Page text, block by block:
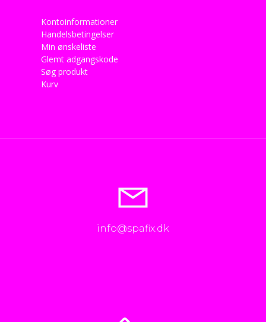
Kontoinformationer
Handelsbetingelser
Min ønskeliste
Glemt adgangskode
Søg produkt
Kurv
info@spafix.dk